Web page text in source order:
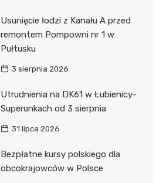
Usunięcie łodzi z Kanału A przed
remontem Pompowni nr 1 w
Pułtusku
3 sierpnia 2026
Utrudnienia na DK61 w Łubienicy-
Superunkach od 3 sierpnia
31 lipca 2026
Bezpłatne kursy polskiego dla
obcokrajowców w Polsce